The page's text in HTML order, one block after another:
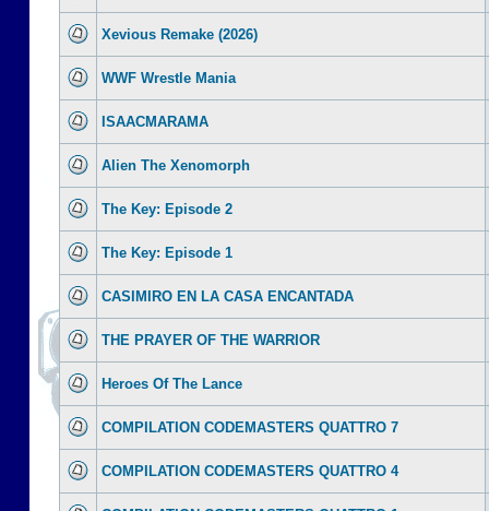
Xevious Remake (2026)
WWF Wrestle Mania
ISAACMARAMA
Alien The Xenomorph
The Key: Episode 2
The Key: Episode 1
CASIMIRO EN LA CASA ENCANTADA
THE PRAYER OF THE WARRIOR
Heroes Of The Lance
COMPILATION CODEMASTERS QUATTRO 7
COMPILATION CODEMASTERS QUATTRO 4